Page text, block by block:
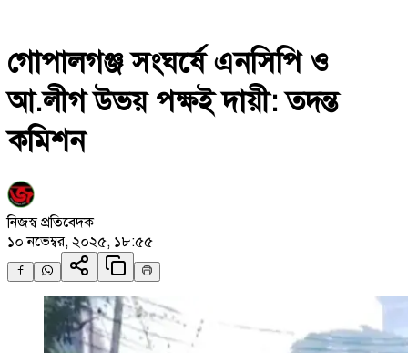
গোপালগঞ্জ সংঘর্ষে এনসিপি ও
আ.লীগ উভয় পক্ষই দায়ী: তদন্ত
কমিশন
নিজস্ব প্রতিবেদক
১০ নভেম্বর, ২০২৫, ১৮:৫৫